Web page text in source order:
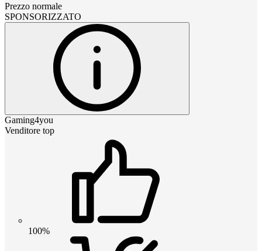
Prezzo normale
SPONSORIZZATO
Gaming4you
Venditore top
100%